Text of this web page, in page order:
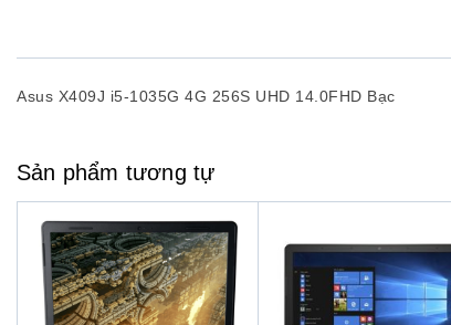
Asus X409J i5-1035G 4G 256S UHD 14.0FHD Bạc
Sản phẩm tương tự